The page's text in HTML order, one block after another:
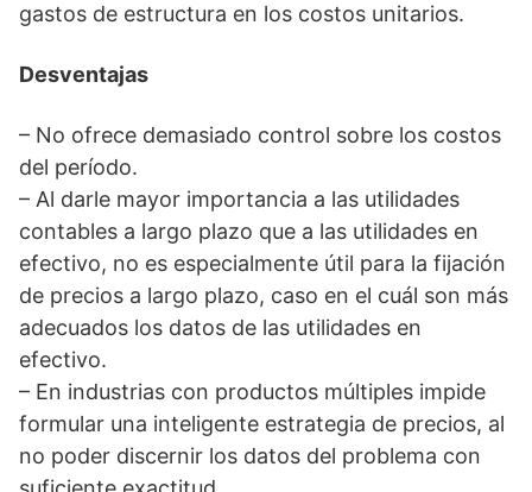
gastos de estructura en los costos unitarios.
Desventajas
– No ofrece demasiado control sobre los costos
del período.
– Al darle mayor importancia a las utilidades
contables a largo plazo que a las utilidades en
efectivo, no es especialmente útil para la fijación
de precios a largo plazo, caso en el cuál son más
adecuados los datos de las utilidades en
efectivo.
– En industrias con productos múltiples impide
formular una inteligente estrategia de precios, al
no poder discernir los datos del problema con